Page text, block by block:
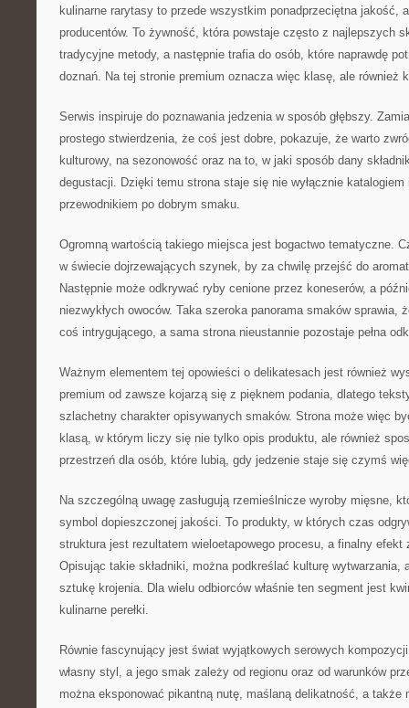
kulinarne rarytasy to przede wszystkim ponadprzeciętna jakość,
producentów. To żywność, która powstaje często z najlepszych
tradycyjne metody, a następnie trafia do osób, które naprawdę
doznań. Na tej stronie premium oznacza więc klasę, ale również
Serwis inspiruje do poznawania jedzenia w sposób głębszy.
prostego stwierdzenia, że coś jest dobre, pokazuje, że warto
kulturowy, na sezonowość oraz na to, w jaki sposób dany
degustacji. Dzięki temu strona staje się nie wyłącznie
przewodnikiem po dobrym smaku.
Ogromną wartością takiego miejsca jest bogactwo tematyczne.
w świecie dojrzewających szynek, by za chwilę przejść do
Następnie może odkrywać ryby cenione przez koneserów, a
niezwykłych owoców. Taka szeroka panorama smaków sprawia,
coś intrygującego, a sama strona nieustannie pozostaje pełna
Ważnym elementem tej opowieści o delikatesach jest również
premium od zawsze kojarzą się z pięknem podania, dlatego
szlachetny charakter opisywanych smaków. Strona może więc
klasą, w którym liczy się nie tylko opis produktu, ale również
przestrzeń dla osób, które lubią, gdy jedzenie staje się czymś
Na szczególną uwagę zasługują rzemieślnicze wyroby mięsne,
symbol dopieszczonej jakości. To produkty, w których czas
struktura jest rezultatem wieloetapowego procesu, a finalny
Opisując takie składniki, można podkreślać kulturę wytwarzania,
sztukę krojenia. Dla wielu odbiorców właśnie ten segment jest
kulinarne perełki.
Równie fascynujący jest świat wyjątkowych serowych
własny styl, a jego smak zależy od regionu oraz od warunków
można eksponować pikantną nutę, maślaną delikatność, a także